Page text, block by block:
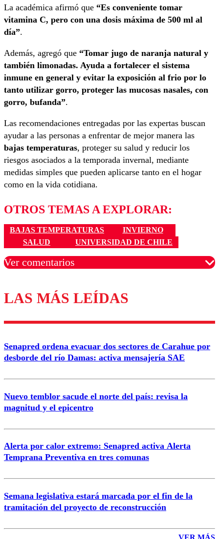
La académica afirmó que “Es conveniente tomar
vitamina C, pero con una dosis máxima de 500 ml al
día”.
Además, agregó que “Tomar jugo de naranja natural y
también limonadas. Ayuda a fortalecer el sistema
inmune en general y evitar la exposición al frio por lo
tanto utilizar gorro, proteger las mucosas nasales, con
gorro, bufanda”.
Las recomendaciones entregadas por las expertas buscan
ayudar a las personas a enfrentar de mejor manera las
bajas temperaturas, proteger su salud y reducir los
riesgos asociados a la temporada invernal, mediante
medidas simples que pueden aplicarse tanto en el hogar
como en la vida cotidiana.
OTROS TEMAS A EXPLORAR:
BAJAS TEMPERATURAS
INVIERNO
SALUD
UNIVERSIDAD DE CHILE
Ver comentarios
Los comentarios son moderados para garantizar un
diálogo respetuoso.
Correo
LAS MÁS LEÍDAS
Senapred ordena evacuar dos sectores de Carahue por
desborde del río Damas: activa mensajería SAE
Nuevo temblor sacude el norte del país: revisa la
magnitud y el epicentro
Alerta por calor extremo: Senapred activa Alerta
Temprana Preventiva en tres comunas
Semana legislativa estará marcada por el fin de la
tramitación del proyecto de reconstrucción